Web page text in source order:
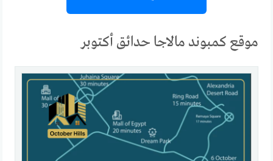
موقع كمبوند مالاجا حدائق أكتوبر